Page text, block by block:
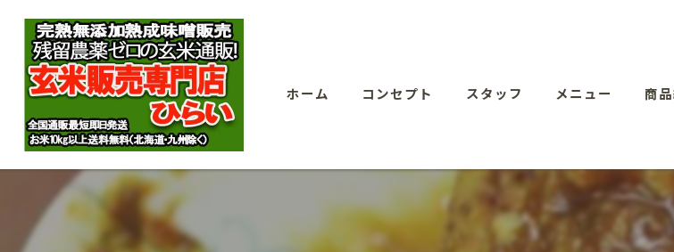
ホーム コンセプト スタッフ メニュー 商